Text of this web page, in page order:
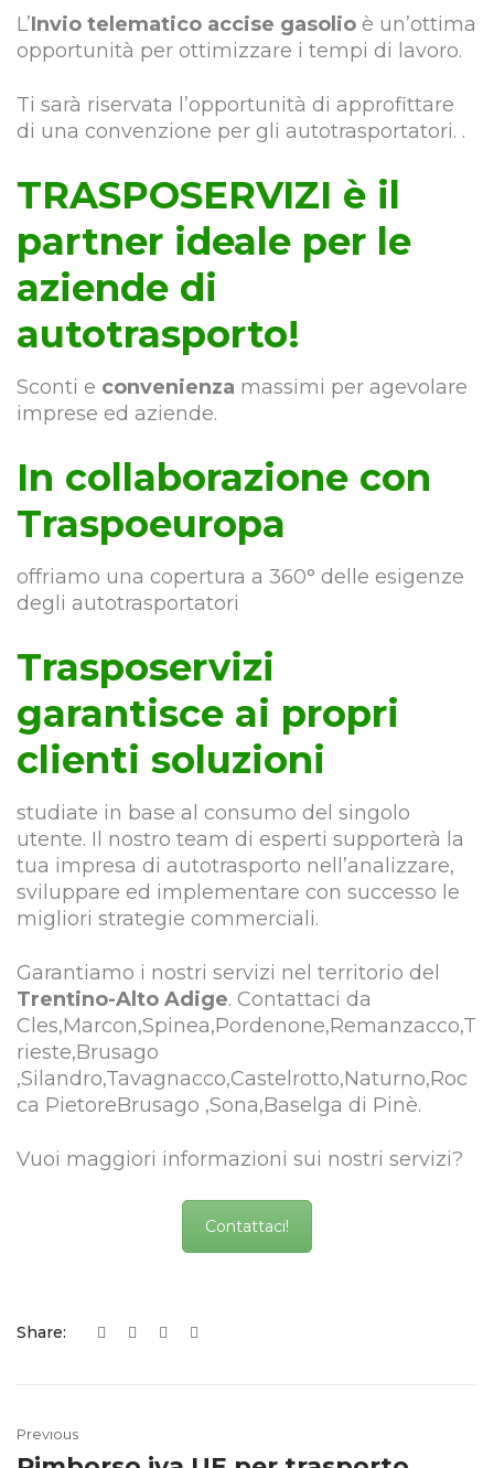
L’Invio telematico accise gasolio è un’ottima
opportunità per ottimizzare i tempi di lavoro.
Ti sarà riservata l’opportunità di approfittare
di una convenzione per gli autotrasportatori. .
TRASPOSERVIZI è il
partner ideale per le
aziende di
autotrasporto!
Sconti e convenienza massimi per agevolare
imprese ed aziende.
In collaborazione con
Traspoeuropa
offriamo una copertura a 360° delle esigenze
degli autotrasportatori
Trasposervizi
garantisce ai propri
clienti soluzioni
studiate in base al consumo del singolo
utente. Il nostro team di esperti supporterà la
tua impresa di autotrasporto nell’analizzare,
sviluppare ed implementare con successo le
migliori strategie commerciali.
Garantiamo i nostri servizi nel territorio del
Trentino-Alto Adige. Contattaci da
Cles,Marcon,Spinea,Pordenone,Remanzacco,T
rieste,Brusago
,Silandro,Tavagnacco,Castelrotto,Naturno,Roc
ca PietoreBrusago ,Sona,Baselga di Pinè.
Vuoi maggiori informazioni sui nostri servizi?
Contattaci!
Share:
Previous